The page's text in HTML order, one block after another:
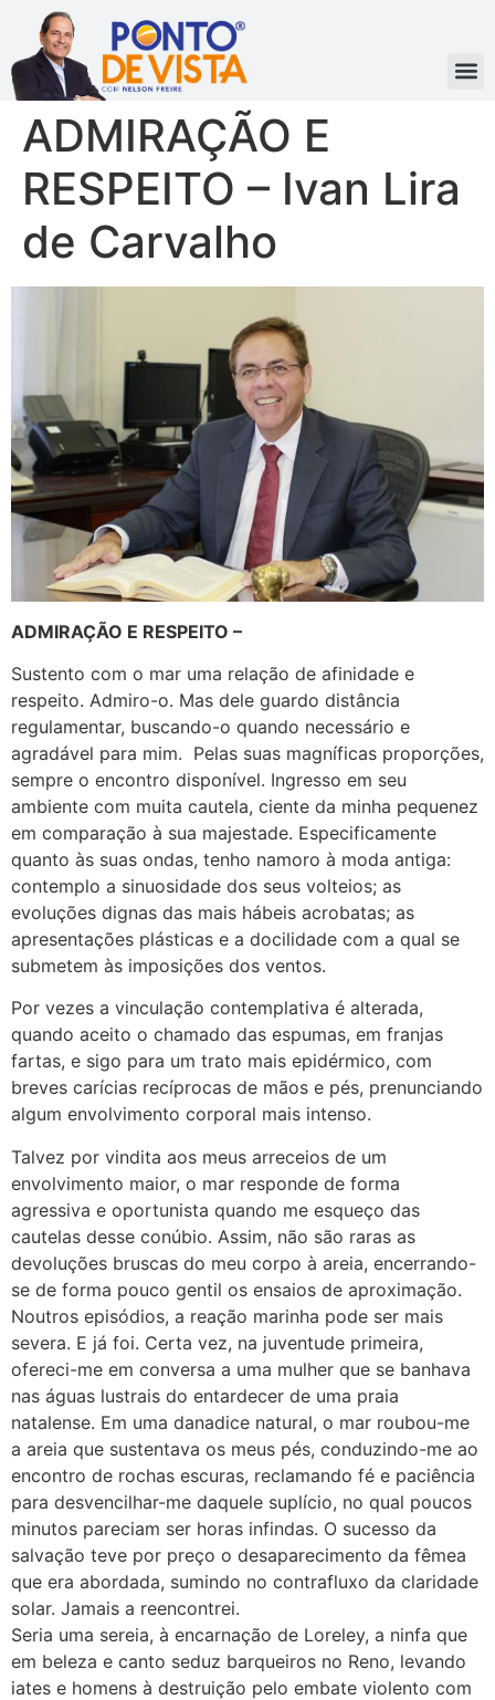
ADMIRAÇÃO E
RESPEITO – Ivan Lira
de Carvalho
ADMIRAÇÃO E RESPEITO –
Sustento com o mar uma relação de afinidade e
respeito. Admiro-o. Mas dele guardo distância
regulamentar, buscando-o quando necessário e
agradável para mim. Pelas suas magníficas proporções,
sempre o encontro disponível. Ingresso em seu
ambiente com muita cautela, ciente da minha pequenez
em comparação à sua majestade. Especificamente
quanto às suas ondas, tenho namoro à moda antiga:
contemplo a sinuosidade dos seus volteios; as
evoluções dignas das mais hábeis acrobatas; as
apresentações plásticas e a docilidade com a qual se
submetem às imposições dos ventos.
Por vezes a vinculação contemplativa é alterada,
quando aceito o chamado das espumas, em franjas
fartas, e sigo para um trato mais epidérmico, com
breves carícias recíprocas de mãos e pés, prenunciando
algum envolvimento corporal mais intenso.
Talvez por vindita aos meus arreceios de um
envolvimento maior, o mar responde de forma
agressiva e oportunista quando me esqueço das
cautelas desse conúbio. Assim, não são raras as
devoluções bruscas do meu corpo à areia, encerrando-
se de forma pouco gentil os ensaios de aproximação.
Noutros episódios, a reação marinha pode ser mais
severa. E já foi. Certa vez, na juventude primeira,
ofereci-me em conversa a uma mulher que se banhava
nas águas lustrais do entardecer de uma praia
natalense. Em uma danadice natural, o mar roubou-me
a areia que sustentava os meus pés, conduzindo-me ao
encontro de rochas escuras, reclamando fé e paciência
para desvencilhar-me daquele suplício, no qual poucos
minutos pareciam ser horas infindas. O sucesso da
salvação teve por preço o desaparecimento da fêmea
que era abordada, sumindo no contrafluxo da claridade
solar. Jamais a reencontrei.
Seria uma sereia, à encarnação de Loreley, a ninfa que
em beleza e canto seduz barqueiros no Reno, levando
iates e homens à destruição pelo embate violento com